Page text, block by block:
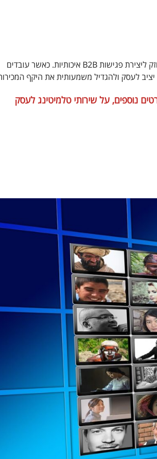
הינה כלי מכירתי ושיווקי חזק ליצירת פגישות B2B איכותיות. כאשר עובדים
יציב לעסק ולהגדיל משמעותית את היקף
נוספים, על שירותי טלמיטינג לעסק